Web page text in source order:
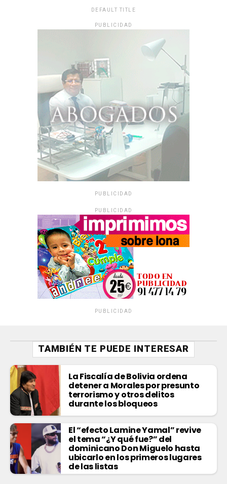
DEFAULT TITLE
PUBLICIDAD
PUBLICIDAD
PUBLICIDAD
PUBLICIDAD
TAMBIÉN TE PUEDE INTERESAR
La Fiscalía de Bolivia ordena
detener a Morales por presunto
terrorismo y otros delitos
durante los bloqueos
El “efecto Lamine Yamal” revive
el tema “¿Y qué fue?” del
dominicano Don Miguelo hasta
ubicarlo en los primeros lugares
de las listas